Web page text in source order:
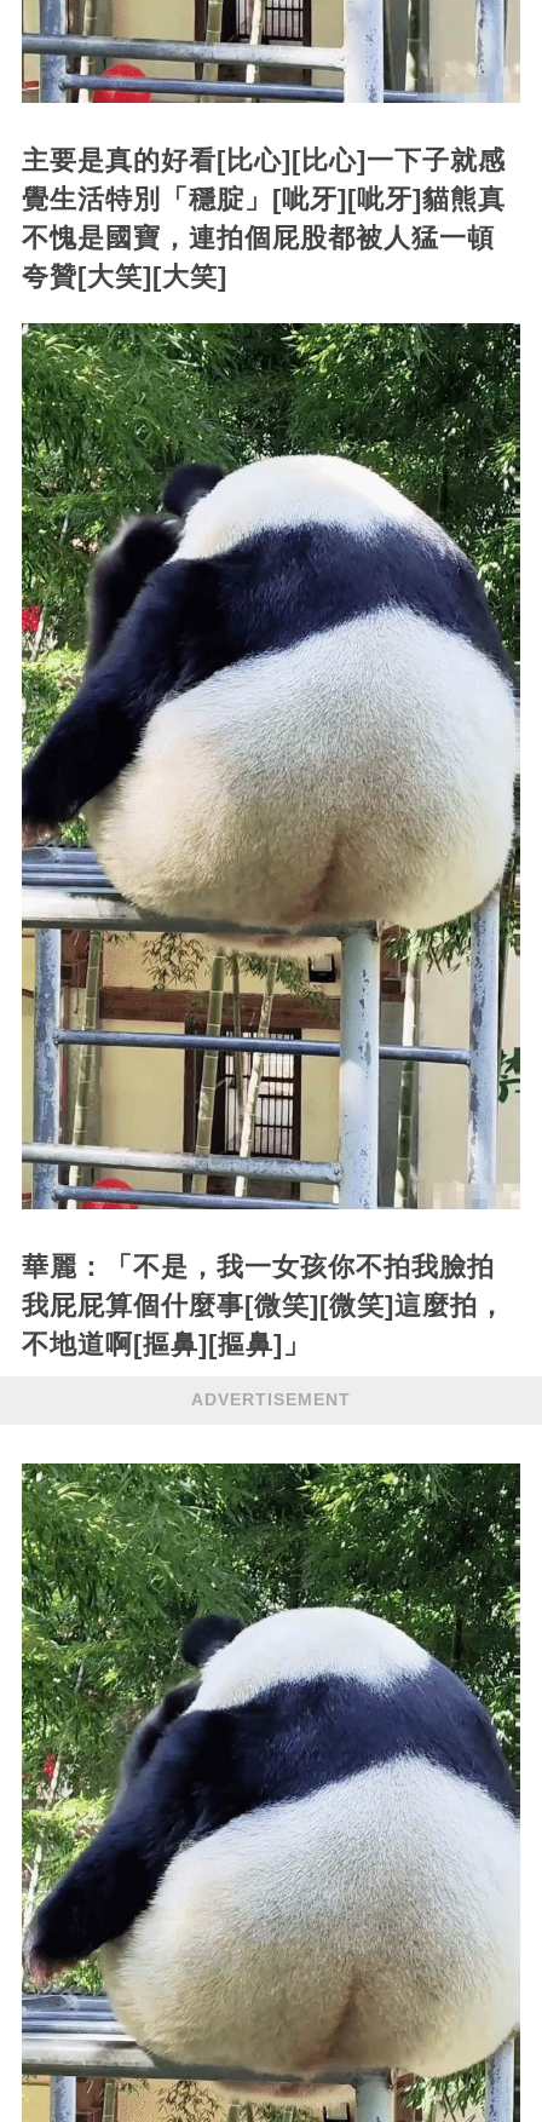
主要是真的好看[比心][比心]一下子就感
覺生活特別「穩腚」[呲牙][呲牙]貓熊真
不愧是國寶，連拍個屁股都被人猛一頓
夸贊[大笑][大笑]
華麗：「不是，我一女孩你不拍我臉拍
我屁屁算個什麼事[微笑][微笑]這麼拍，
不地道啊[摳鼻][摳鼻]」
ADVERTISEMENT